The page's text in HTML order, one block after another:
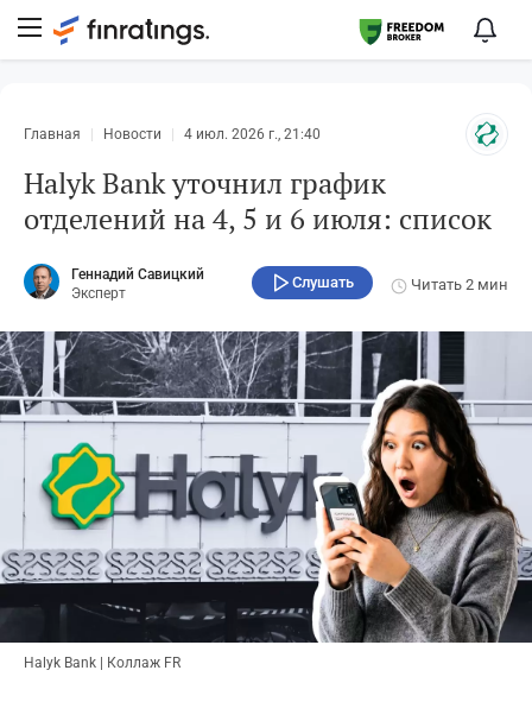
Главная Новости 4 июл. 2026 г., 21:40
Halyk Bank уточнил график
отделений на 4, 5 и 6 июля: список
Геннадий Савицкий
Эксперт
Слушать Читать 2 мин
Halyk Bank | Коллаж FR